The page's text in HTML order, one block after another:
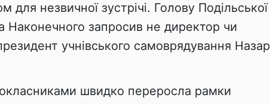
для незвичної зустрічі. Голову Подільської
запросив не директор чи
учнівського самоврядування Назар
швидко переросла рамки